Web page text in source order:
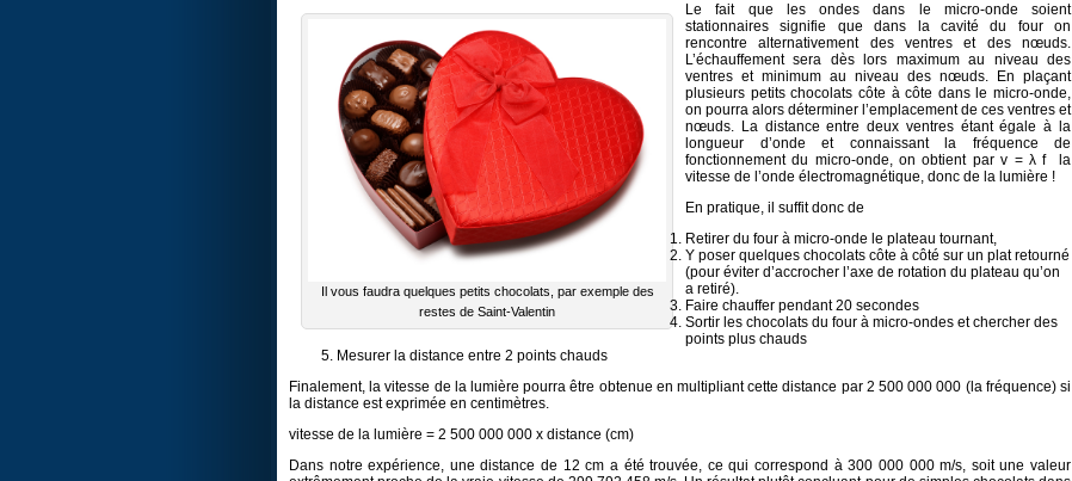
Il vous faudra quelques petits chocolats, par exemple des
restes de Saint-Valentin
Le fait que les ondes dans le micro-onde soient
stationnaires signifie que dans la cavité du four on
rencontre alternativement des ventres et des nœuds.
L’échauffement sera dès lors maximum au niveau des
ventres et minimum au niveau des nœuds. En plaçant
plusieurs petits chocolats côte à côte dans le micro-onde,
on pourra alors déterminer l’emplacement de ces ventres et
nœuds. La distance entre deux ventres étant égale à la
longueur d’onde et connaissant la fréquence de
fonctionnement du micro-onde, on obtient par v = λ f la
vitesse de l’onde électromagnétique, donc de la lumière !
En pratique, il suffit donc de
Retirer du four à micro-onde le plateau tournant,
Y poser quelques chocolats côte à côté sur un plat retourné
(pour éviter d’accrocher l’axe de rotation du plateau qu’on
a retiré).
Faire chauffer pendant 20 secondes
Sortir les chocolats du four à micro-ondes et chercher des
points plus chauds
Mesurer la distance entre 2 points chauds
Finalement, la vitesse de la lumière pourra être obtenue en multipliant cette distance par 2 500 000 000 (la fréquence) si
la distance est exprimée en centimètres.
vitesse de la lumière = 2 500 000 000 x distance (cm)
Dans notre expérience, une distance de 12 cm a été trouvée, ce qui correspond à 300 000 000 m/s, soit une valeur